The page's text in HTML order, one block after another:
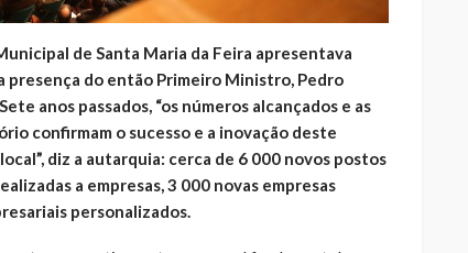
de Santa Maria da Feira apresentava
presença do então Primeiro Ministro, Pedro
anos passados, “os números alcançados e as
confirmam o sucesso e a inovação deste
diz a autarquia: cerca de 6 000 novos postos
a empresas, 3 000 novas empresas
personalizados.